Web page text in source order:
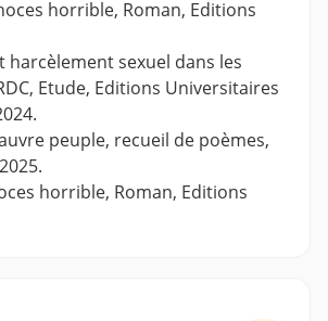
horrible, Roman, Editions
harcèlement sexuel dans les
Etude, Editions Universitaires
peuple, recueil de poèmes,
horrible, Roman, Editions